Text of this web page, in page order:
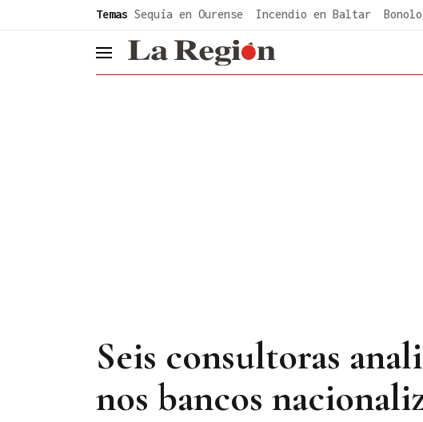
Temas Sequía en Ourense Incendio en Baltar
header.menu.open
Seis consultoras
nos bancos